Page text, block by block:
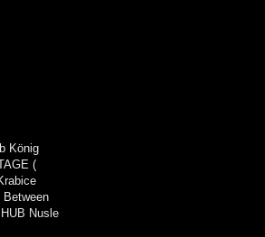
König
(
Nusle